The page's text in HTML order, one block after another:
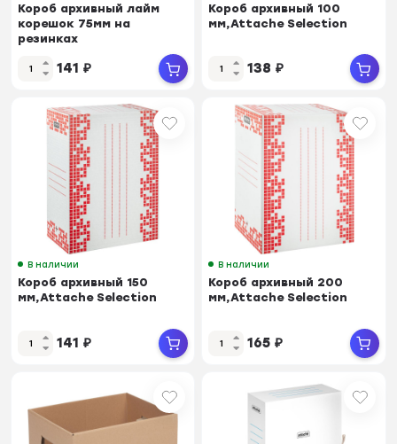
Короб архивный лайм
корешок 75мм на
резинках
141 ₽
Короб архивный 100
мм,Attache Selection
138 ₽
В наличии
Короб архивный 150
мм,Attache Selection
141 ₽
В наличии
Короб архивный 200
мм,Attache Selection
165 ₽